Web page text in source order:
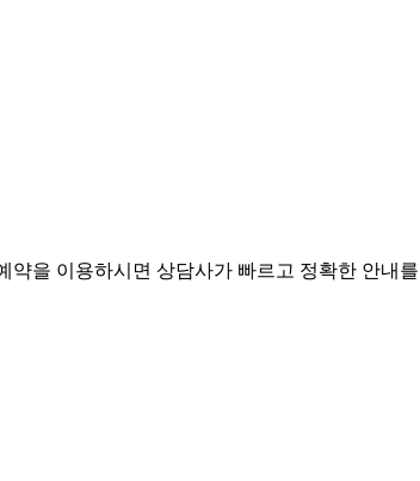
을 이용하시면 상담사가 빠르고 정확한 안내